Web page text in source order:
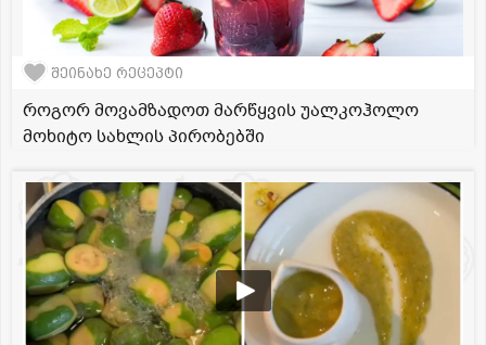
შეინახე რეცეპტი
როგორ მოვამზადოთ მარწყვის უალკოჰოლო
მოხიტო სახლის პირობებში